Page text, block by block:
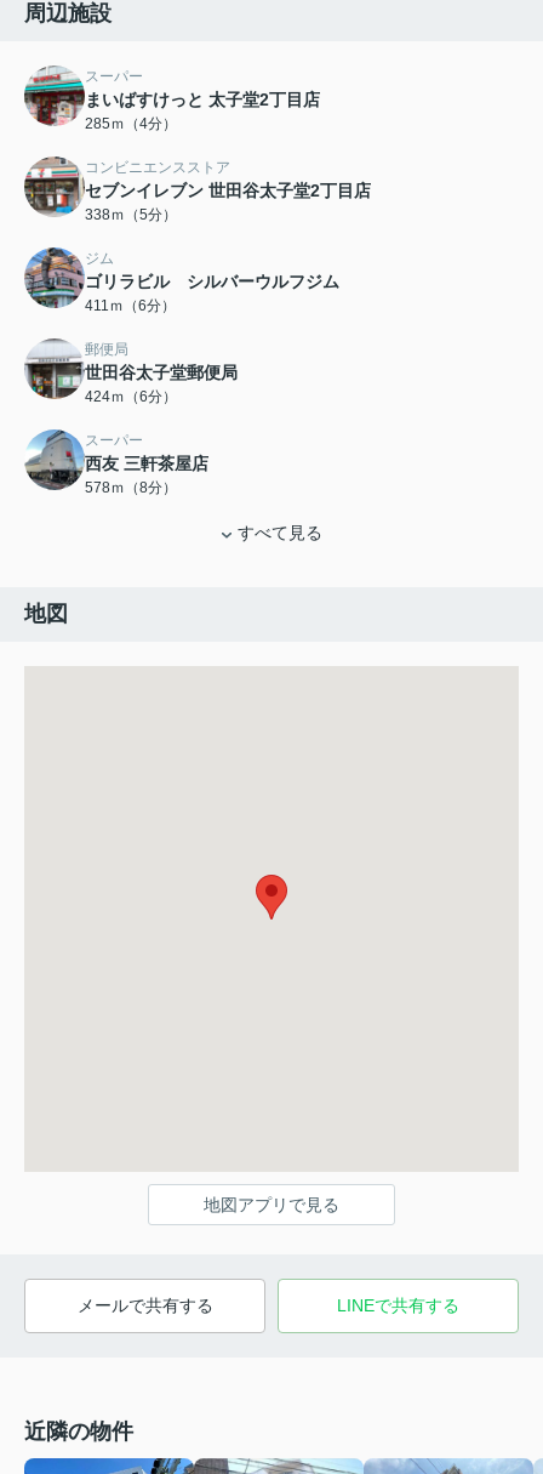
周辺施設
スーパー
まいばすけっと 太子堂2丁目店
285ｍ（4分）
コンビニエンスストア
セブンイレブン 世田谷太子堂2丁目店
338ｍ（5分）
ジム
ゴリラビル シルバーウルフジム
411ｍ（6分）
郵便局
世田谷太子堂郵便局
424ｍ（6分）
スーパー
西友 三軒茶屋店
578ｍ（8分）
すべて見る
地図
地図アプリで見る
メールで共有する LINEで共有する
近隣の物件